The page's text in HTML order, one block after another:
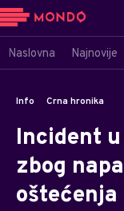
Naslovna Najnovije
Info Crna hronika
Incident
zbog